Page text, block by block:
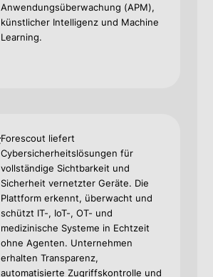
Anwendungsüberwachung (APM),
künstlicher Intelligenz und Machine
Learning.
Forescout liefert
Cybersicherheitslösungen für
vollständige Sichtbarkeit und
Sicherheit vernetzter Geräte. Die
Plattform erkennt, überwacht und
schützt IT-, IoT-, OT- und
medizinische Systeme in Echtzeit
ohne Agenten. Unternehmen
erhalten Transparenz,
automatisierte Zugriffskontrolle und